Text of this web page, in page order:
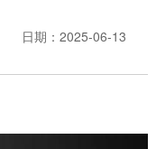
日期：2025-06-13